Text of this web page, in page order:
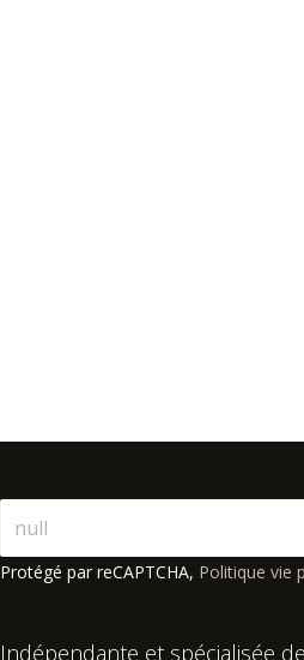
Protégé par reCAPTCHA, Politique vie
Indépendante et spécialisée